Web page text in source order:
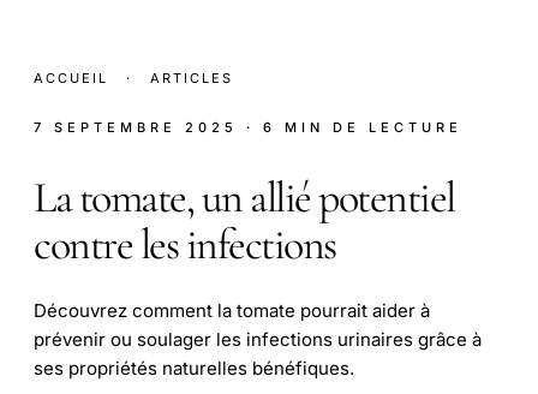
ACCUEIL · ARTICLES
7 SEPTEMBRE 2025 · 6 MIN DE LECTURE
La tomate, un allié potentiel
contre les infections
Découvrez comment la tomate pourrait aider à
prévenir ou soulager les infections urinaires grâce à
ses propriétés naturelles bénéfiques.